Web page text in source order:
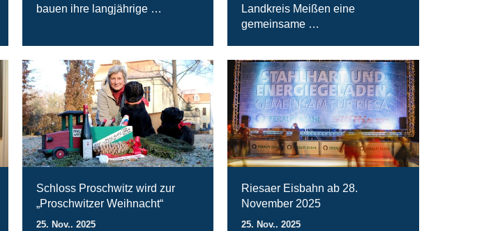
bauen ihre langjährige …
Landkreis Meißen eine
gemeinsame …
Schloss Proschwitz wird zur
„Proschwitzer Weihnacht“
25. Nov.. 2025
Riesaer Eisbahn ab 28.
November 2025
25. Nov.. 2025